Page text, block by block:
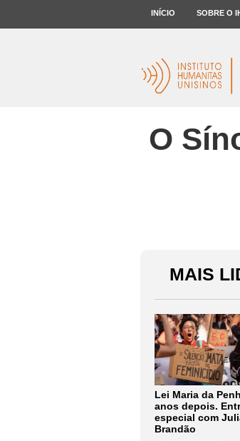
INÍCIO SOBRE O
O
MAIS
Lei Maria da
anos depois.
especial com
Brandão